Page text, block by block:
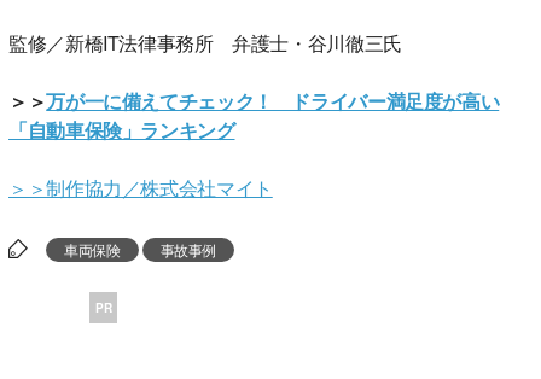
監修／新橋IT法律事務所 弁護士・谷川徹三氏
＞＞万が一に備えてチェック！ ドライバー満足度が高い
「自動車保険」ランキング
＞＞制作協力／株式会社マイト
車両保険 事故事例
PR